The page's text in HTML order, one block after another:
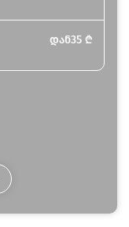
დან35 ₾